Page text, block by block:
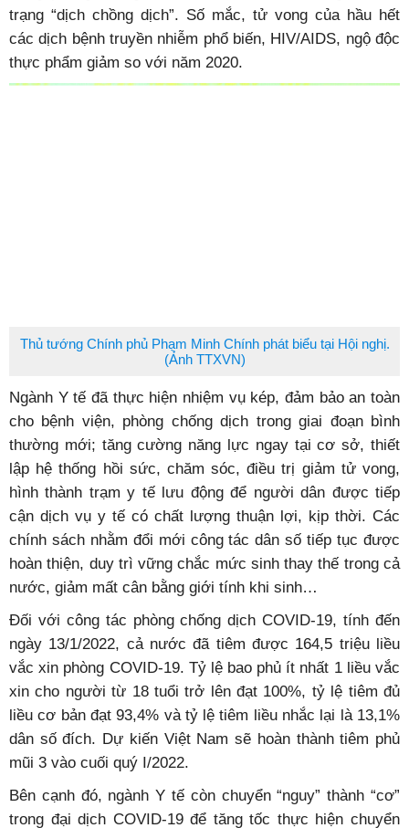
trạng “dịch chồng dịch”. Số mắc, tử vong của hầu hết
các dịch bệnh truyền nhiễm phổ biến, HIV/AIDS, ngộ độc
thực phẩm giảm so với năm 2020.
Thủ tướng Chính phủ Phạm Minh Chính phát biểu tại Hội nghị.
(Ảnh TTXVN)
Ngành Y tế đã thực hiện nhiệm vụ kép, đảm bảo an toàn
cho bệnh viện, phòng chống dịch trong giai đoạn bình
thường mới; tăng cường năng lực ngay tại cơ sở, thiết
lập hệ thống hồi sức, chăm sóc, điều trị giảm tử vong,
hình thành trạm y tế lưu động để người dân được tiếp
cận dịch vụ y tế có chất lượng thuận lợi, kịp thời. Các
chính sách nhằm đổi mới công tác dân số tiếp tục được
hoàn thiện, duy trì vững chắc mức sinh thay thế trong cả
nước, giảm mất cân bằng giới tính khi sinh…
Đối với công tác phòng chống dịch COVID-19, tính đến
ngày 13/1/2022, cả nước đã tiêm được 164,5 triệu liều
vắc xin phòng COVID-19. Tỷ lệ bao phủ ít nhất 1 liều vắc
xin cho người từ 18 tuổi trở lên đạt 100%, tỷ lệ tiêm đủ
liều cơ bản đạt 93,4% và tỷ lệ tiêm liều nhắc lại là 13,1%
dân số đích. Dự kiến Việt Nam sẽ hoàn thành tiêm phủ
mũi 3 vào cuối quý I/2022.
Bên cạnh đó, ngành Y tế còn chuyển “nguy” thành “cơ”
trong đại dịch COVID-19 để tăng tốc thực hiện chuyển